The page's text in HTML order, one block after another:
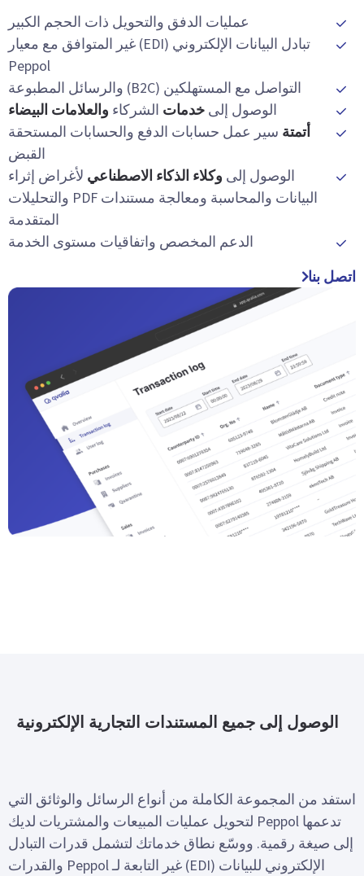
عمليات الدفق والتحويل ذات الحجم الكبير
تبادل البيانات الإلكتروني (EDI) غير المتوافق مع معيار
Peppol
التواصل مع المستهلكين (B2C) والرسائل المطبوعة
الوصول إلى خدماتالشركاءوالعلامات البيضاء
أتمتةسير عمل حسابات الدفع والحسابات المستحقة
القبض
الوصول إلى وكلاء الذكاء الاصطناعيلأغراض إثراء
البيانات والمحاسبة ومعالجة مستندات PDF والتحليلات
المتقدمة
الدعم المخصص واتفاقيات مستوى الخدمة
اتصل بنا
الوصول إلى جميع المستندات التجارية الإلكترونية
استفد من المجموعة الكاملة من أنواع الرسائل والوثائق التي
تدعمها Peppol لتحويل عمليات المبيعات والمشتريات لديك
إلى صيغة رقمية. ووسّع نطاق خدماتك لتشمل قدرات التبادل
الإلكتروني للبيانات (EDI) غير التابعة لـ Peppol والقدرات